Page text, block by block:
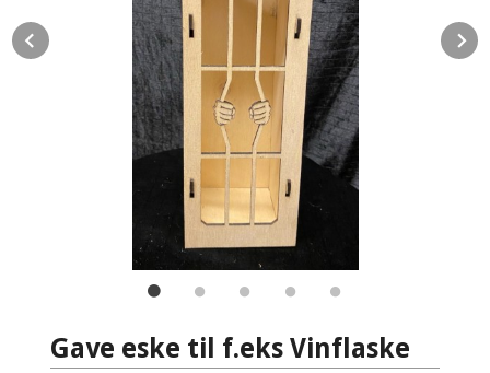
Gave eske til f.eks Vinflaske